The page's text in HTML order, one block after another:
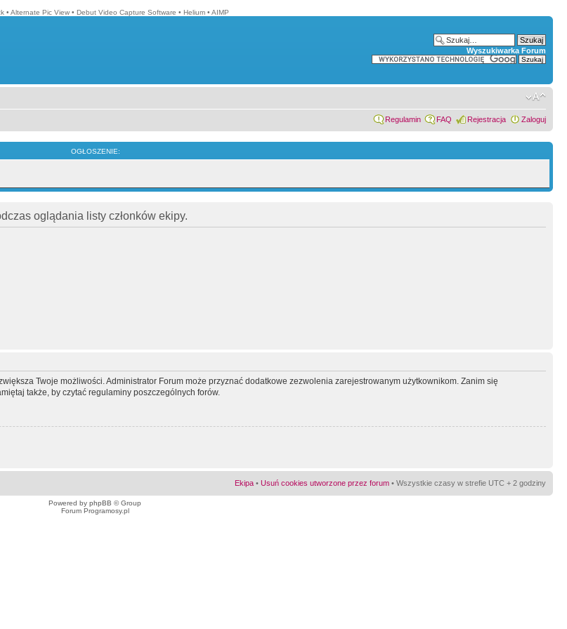
• Alternate Pic View • Debut Video Capture Software • Helium • AIMP
Wyszukiwarka Forum
Regulamin FAQ Rejestracja Zaloguj
OGŁOSZENIE:
oglądania listy członków ekipy.
Twoje możliwości. Administrator Forum może przyznać dodatkowe zezwolenia zarejestrowanym użytkownikom. Zanim się
także, by czytać regulaminy poszczególnych forów.
Ekipa • Usuń cookies utworzone przez forum • Wszystkie czasy w strefie UTC + 2 godziny
Powered by phpBB © Group
Forum Programosy.pl